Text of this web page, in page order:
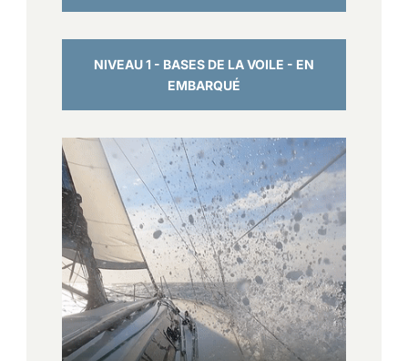
NIVEAU 1 - BASES DE LA VOILE - EN
EMBARQUÉ